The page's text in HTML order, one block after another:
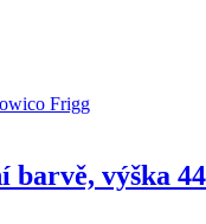
barvě, výška 44